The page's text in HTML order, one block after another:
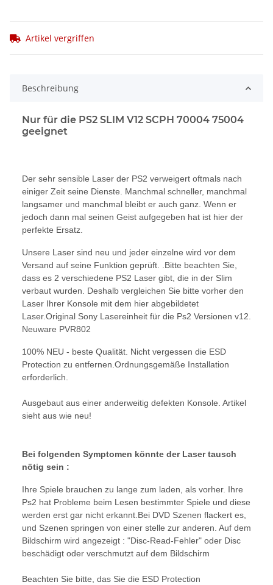
Artikel vergriffen
Beschreibung
Nur für die PS2 SLIM V12 SCPH 70004 75004
geeignet
Der sehr sensible Laser der PS2 verweigert oftmals nach
einiger Zeit seine Dienste. Manchmal schneller, manchmal
langsamer und manchmal bleibt er auch ganz. Wenn er
jedoch dann mal seinen Geist aufgegeben hat ist hier der
perfekte Ersatz.
Unsere Laser sind neu und jeder einzelne wird vor dem
Versand auf seine Funktion geprüft. .Bitte beachten Sie,
dass es 2 verschiedene PS2 Laser gibt, die in der Slim
verbaut wurden. Deshalb vergleichen Sie bitte vorher den
Laser Ihrer Konsole mit dem hier abgebildetet
Laser.Original Sony Lasereinheit für die Ps2 Versionen v12.
Neuware PVR802
100% NEU - beste Qualität. Nicht vergessen die ESD
Protection zu entfernen.Ordnungsgemäße Installation
erforderlich.
Ausgebaut aus einer anderweitig defekten Konsole. Artikel
sieht aus wie neu!
Bei folgenden Symptomen könnte der Laser tausch
nötig sein :
Ihre Spiele brauchen zu lange zum laden, als vorher. Ihre
Ps2 hat Probleme beim Lesen bestimmter Spiele und diese
werden erst gar nicht erkannt.Bei DVD Szenen flackert es,
und Szenen springen von einer stelle zur anderen. Auf dem
Bildschirm wird angezeigt : "Disc-Read-Fehler" oder Disc
beschädigt oder verschmutzt auf dem Bildschirm
Beachten Sie bitte, das Sie die ESD Protection